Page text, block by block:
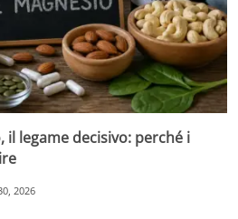
il legame decisivo: perché i
2026